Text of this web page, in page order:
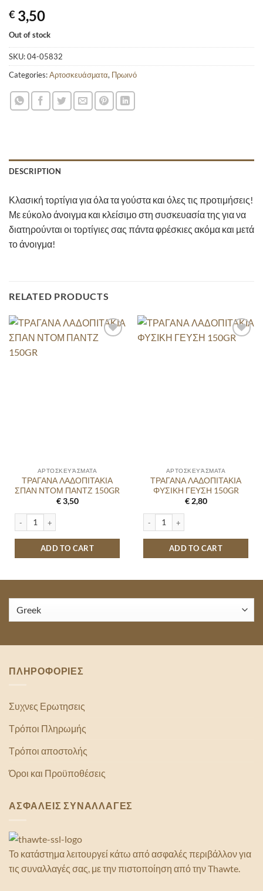
€ 3,50
Out of stock
SKU:04-05832
Categories:Αρτοσκευάσματα, Πρωινό
DESCRIPTION
Κλασική τορτίγια για όλα τα γούστα και όλες τις προτιμήσεις!
Με εύκολο άνοιγμα και κλείσιμο στη συσκευασία της για να
διατηρούνται οι τορτίγιες σας πάντα φρέσκιες ακόμα και μετά
το άνοιγμα!
RELATED PRODUCTS
ΑΡΤΟΣΚΕΥΆΣΜΑΤΑ
ΤΡΑΓΑΝΑ ΛΑΔΟΠΙΤΑΚΙΑ
ΣΠΑΝ ΝΤΟΜ ΠΑΝΤΖ 150GR
€3,50
ΤΡΑΓΑΝΑ ΛΑΔΟΠΙΤΑΚΙΑ ΣΠΑΝ ΝΤΟΜ ΠΑΝΤΖ 150GR quantity
ADD TO CART
ΑΡΤΟΣΚΕΥΆΣΜΑΤΑ
ΤΡΑΓΑΝΑ ΛΑΔΟΠΙΤΑΚΙΑ
ΦΥΣΙΚΗ ΓΕΥΣΗ 150GR
€2,80
ΤΡΑΓΑΝΑ ΛΑΔΟΠΙΤΑΚΙΑ ΦΥΣΙΚΗ
ADD TO CART
ΠΛΗΡΟΦΟΡΙΕΣ
Συχνες Ερωτησεις
Τρόποι Πληρωμής
Τρόποι αποστολής
Όροι και Προϋποθέσεις
ΑΣΦΑΛΕΙΣ ΣΥΝΑΛΛΑΓΕΣ
Το κατάστημα λειτουργεί κάτω από ασφαλές περιβάλλον για
τις συναλλαγές σας, με την πιστοποίηση από την Thawte.